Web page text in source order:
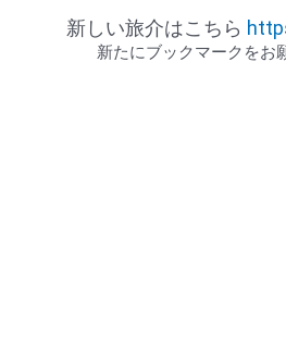
新しい旅介はこちら
新たにブックマークをお